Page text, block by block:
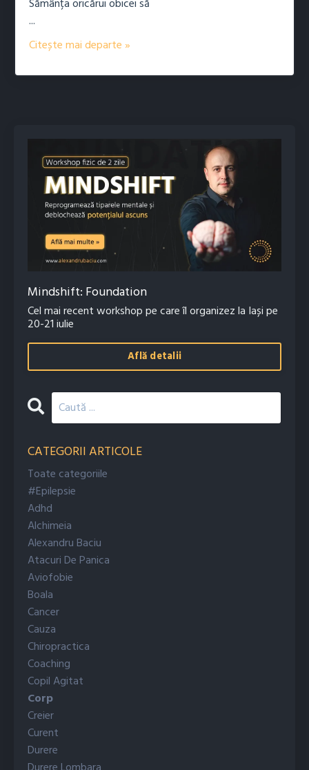
Sămânța oricărui obicei să
...
Citește mai departe »
Mindshift: Foundation
Cel mai recent workshop pe care îl organizez la Iași pe
20-21 iulie
Află detalii
CATEGORII ARTICOLE
Toate categoriile
#epilepsie
Adhd
Alchimeia
Alexandru Baciu
Atacuri De Panica
Aviofobie
Boala
Cancer
Cauza
Chiropractica
Coaching
Copil Agitat
Corp
Creier
Curent
Durere